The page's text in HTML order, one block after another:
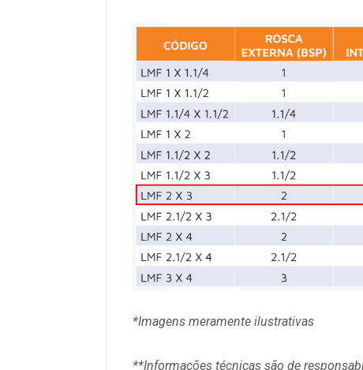
*Imagens meramente ilustrativas
**Informações técnicas são de